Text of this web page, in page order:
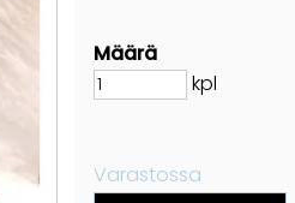
Määrä
kpl
Varastossa